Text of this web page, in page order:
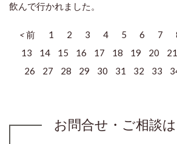
飲んで行かれました。
前 1 2 3 4 5 6 7
13
14 15 16 17 18 19 20 21
26
27 28 29 30 31 32 33
お問合せ・ご相談